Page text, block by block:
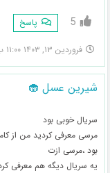
5 پاسخ
فروردین ۱۳, ۱۴۰۳ ۱۱:۰۰ ب.ظ
شیرین عسل 🧁
سریال خوبی بود
مرسی معرفی کردید من از
بود ،مرسی ازت